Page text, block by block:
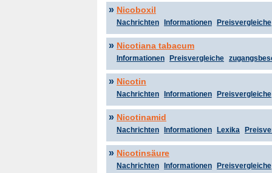
» Nicoboxil
Nachrichten Informationen Preisvergleiche
» Nicotiana tabacum
Informationen Preisvergleiche
» Nicotin
Nachrichten Informationen Preisvergleiche
» Nicotinamid
Nachrichten Informationen Lexika
» Nicotinsäure
Nachrichten Informationen Preisvergleiche